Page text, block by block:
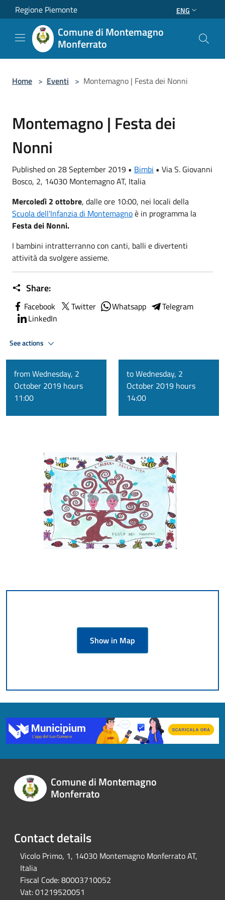
Salta al contenuto principale
Regione Piemonte ENG
Comune di Montemagno
Monferrato
Home > Eventi > Montemagno | Festa dei Nonni
Montemagno | Festa dei
Nonni
Published on 28 September 2019 • Bimbi • Via S. Giovanni
Bosco, 2, 14030 Montemagno AT, Italia
Mercoledì 2 ottobre, dalle ore 10:00, nei locali della
Scuola dell'Infanzia di Montemagnoè in programma la
Festa dei Nonni.
I bambini intratterranno con canti, balli e divertenti
attività da svolgere assieme.
Share:
Facebook Twitter Whatsapp
Telegram
LinkedIn
See actions
from Wednesday, 2
October 2019 hours
11:00
to Wednesday, 2
October 2019 hours
14:00
Show in Map
Comune di Montemagno
Monferrato
Contact details
Vicolo Primo, 1, 14030 Montemagno Monferrato AT,
Italia
Fiscal Code:80003710052
Vat:01219520051